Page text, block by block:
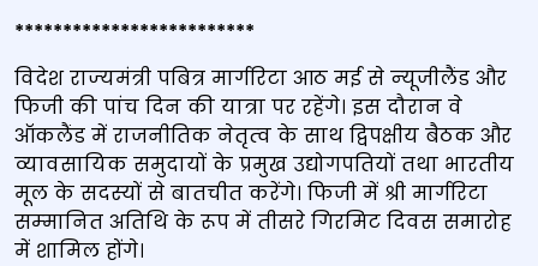
*************************
विदेश राज्‍यमंत्री पबित्र मार्गरिटा आठ मई से न्‍यूजीलैंड और
फिजी की पांच दिन की यात्रा पर रहेंगे। इस दौरान वे
ऑकलैंड में राजनीतिक नेतृत्‍व के साथ द्विपक्षीय बैठक और
व्‍यावसायिक समुदायों के प्रमुख उद्योगपतियों तथा भारतीय
मूल के सदस्‍यों से बातचीत करेंगे। फिजी में श्री मार्गरिटा
सम्‍मानित अतिथि के रूप में तीसरे गिरमिट दिवस समारोह
में शामिल होंगे।